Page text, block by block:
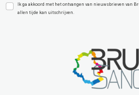
Ik ga akkoord met het ontvangen van nieuwsbrieven van
allen tijde kan uitschrijven.